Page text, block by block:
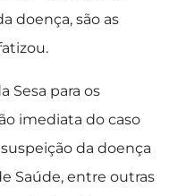
doença, são as
Sesa para os
imediata do caso
da doença
Saúde, entre outras